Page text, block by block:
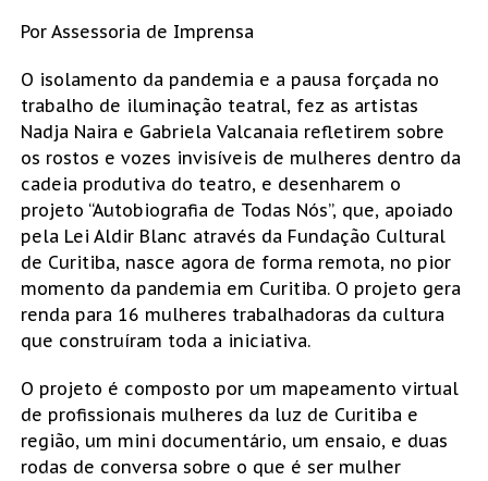
Por Assessoria de Imprensa
O isolamento da pandemia e a pausa forçada no
trabalho de iluminação teatral, fez as artistas
Nadja Naira e Gabriela Valcanaia refletirem sobre
os rostos e vozes invisíveis de mulheres dentro da
cadeia produtiva do teatro, e desenharem o
projeto “Autobiografia de Todas Nós”, que, apoiado
pela Lei Aldir Blanc através da Fundação Cultural
de Curitiba, nasce agora de forma remota, no pior
momento da pandemia em Curitiba. O projeto gera
renda para 16 mulheres trabalhadoras da cultura
que construíram toda a iniciativa.
O projeto é composto por um mapeamento virtual
de profissionais mulheres da luz de Curitiba e
região, um mini documentário, um ensaio, e duas
rodas de conversa sobre o que é ser mulher